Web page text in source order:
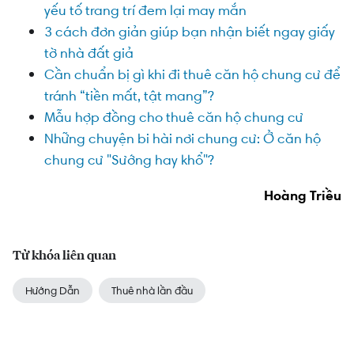
yếu tố trang trí đem lại may mắn
3 cách đơn giản giúp bạn nhận biết ngay giấy
tờ nhà đất giả
Cần chuẩn bị gì khi đi thuê căn hộ chung cư để
tránh “tiền mất, tật mang”?
Mẫu hợp đồng cho thuê căn hộ chung cư
Những chuyện bi hài nơi chung cư: Ở căn hộ
chung cư "Sướng hay khổ"?
Hoàng Triều
Từ khóa liên quan
Hướng Dẫn Thuê nhà lần đầu